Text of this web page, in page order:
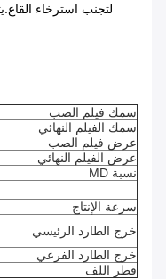
لتجنب استرخاء
سمك فيلم الصب
سمك الفيلم النهائي
عرض فيلم الصب
عرض الفيلم النهائي
نسبة MD
سرعة الإنتاج
خرج الطارد الرئيسي
خرج الطارد الفرعي
قطر اللف